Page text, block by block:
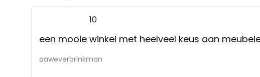
10
een mooie winkel met heelveel keus aan
aaweverbrinkman